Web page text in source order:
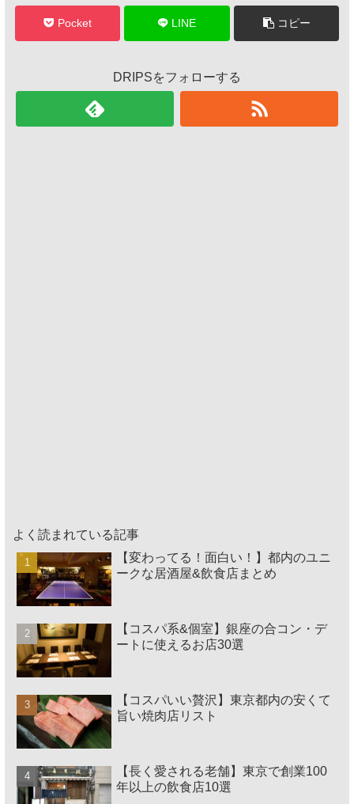
Pocket LINE コピー
DRIPSをフォローする
よく読まれている記事
【変わってる！面白い！】都内のユニ
ークな居酒屋&飲食店まとめ
【コスパ系&個室】銀座の合コン・デ
ートに使えるお店30選
【コスパいい贅沢】東京都内の安くて
旨い焼肉店リスト
【長く愛される老舗】東京で創業100
年以上の飲食店10選